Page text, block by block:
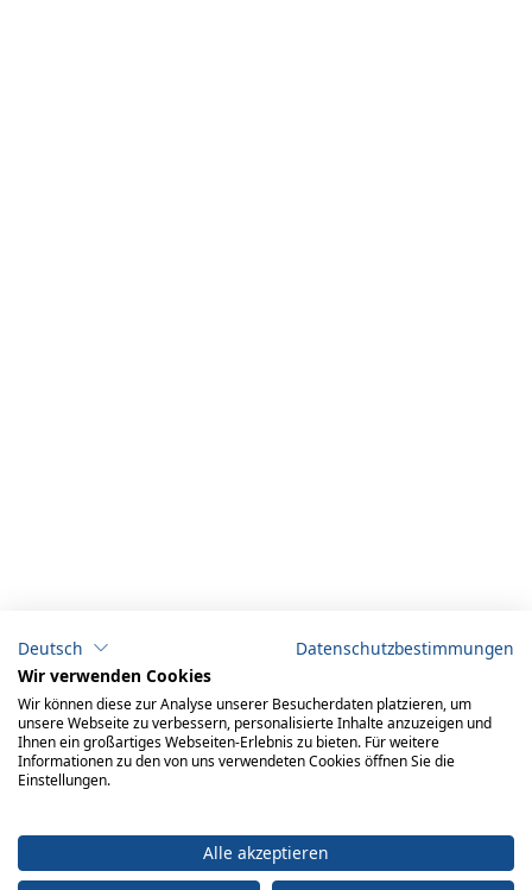
Deutsch
Datenschutzbestimmungen
Wir verwenden Cookies
Wir können diese zur Analyse unserer Besucherdaten platzieren, um
unsere Webseite zu verbessern, personalisierte Inhalte anzuzeigen und
Ihnen ein großartiges Webseiten-Erlebnis zu bieten. Für weitere
Informationen zu den von uns verwendeten Cookies öffnen Sie die
Einstellungen.
Alle akzeptieren